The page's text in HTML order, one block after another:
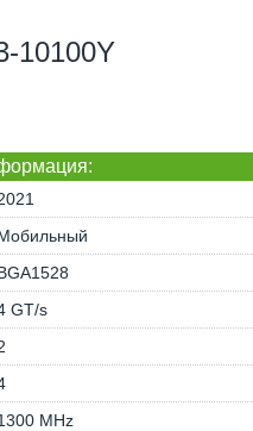
10100Y
GT/s
MHz